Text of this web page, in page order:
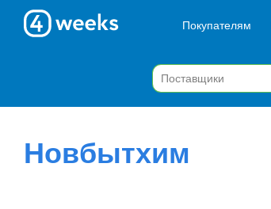
Покупателям
Новбытхим